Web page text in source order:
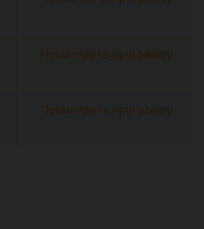
Посмотреть программу
Посмотреть программу